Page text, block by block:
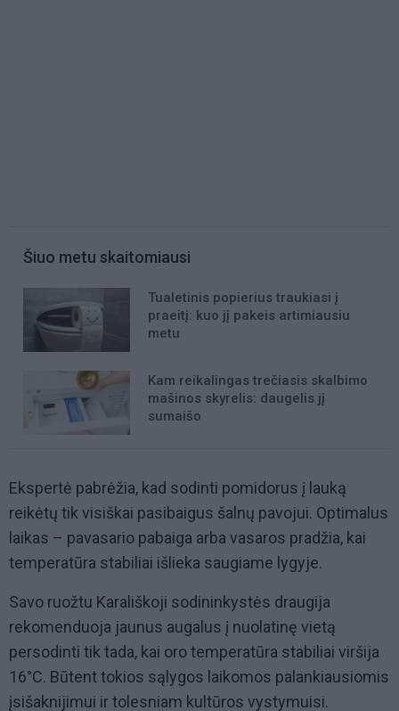
Šiuo metu skaitomiausi
Tualetinis popierius traukiasi į
praeitį: kuo jį pakeis artimiausiu
metu
Kam reikalingas trečiasis skalbimo
mašinos skyrelis: daugelis jį
sumaišo
Ekspertė pabrėžia, kad sodinti pomidorus į lauką
reikėtų tik visiškai pasibaigus šalnų pavojui. Optimalus
laikas – pavasario pabaiga arba vasaros pradžia, kai
temperatūra stabiliai išlieka saugiame lygyje.
Savo ruožtu Karališkoji sodininkystės draugija
rekomenduoja jaunus augalus į nuolatinę vietą
persodinti tik tada, kai oro temperatūra stabiliai viršija
16°C. Būtent tokios sąlygos laikomos palankiausiomis
įsišaknijimui ir tolesniam kultūros vystymuisi.